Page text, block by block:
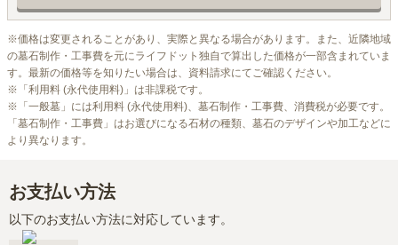
※価格は変更されることがあり、実際と異なる場合があります。また、近隣地域
の墓石制作・工事費を元にライフドット独自で算出した価格が一部含まれていま
す。最新の価格等を知りたい場合は、資料請求にてご確認ください。
※「利用料 (永代使用料)」は非課税です。
※「一般墓」には利用料 (永代使用料)、墓石制作・工事費、消費税が必要です。
「墓石制作・工事費」はお選びになる石材の種類、墓石のデザインや加工などに
より異なります。
お支払い方法
以下のお支払い方法に対応しています。